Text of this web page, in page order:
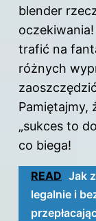
blender
trafić na
różnych
Pamiętajmy,
„sukces to
co biega!
READ Jak
legalnie i